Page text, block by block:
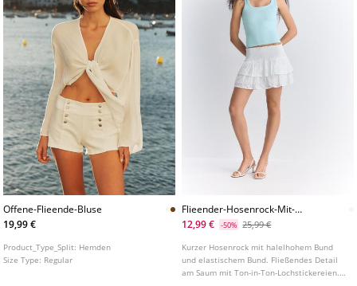
Offene-Flieende-Bluse
19,99 €
Product_Type_Split: Hemden
Size Type: Regular
Flieender-Hosenrock-Mit-
Stickereien
12,99 € -50% 25,99 €
Kurzer Hosenrock mit halelhohem Bund
und elastischem Bund. Fließendes Detail
am Saum mit Ton-in-Ton-Lochstickereien.